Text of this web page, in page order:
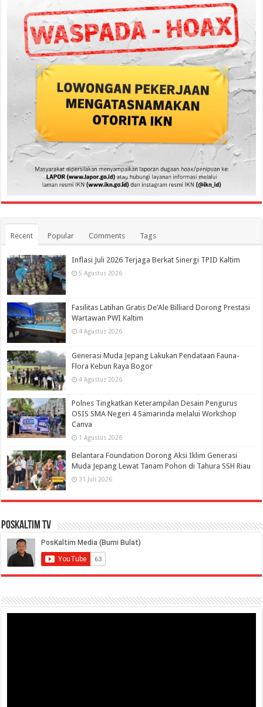
Recent Popular Comments Tags
Inflasi Juli 2026 Terjaga Berkat Sinergi TPID Kaltim
5 Agustus 2026
Fasilitas Latihan Gratis De’Ale Billiard Dorong Prestasi
Wartawan PWI Kaltim
4 Agustus 2026
Generasi Muda Jepang Lakukan Pendataan Fauna-
Flora Kebun Raya Bogor
4 Agustus 2026
Polnes Tingkatkan Keterampilan Desain Pengurus
OSIS SMA Negeri 4 Samarinda melalui Workshop
Canva
1 Agustus 2026
Belantara Foundation Dorong Aksi Iklim Generasi
Muda Jepang Lewat Tanam Pohon di Tahura SSH Riau
31 Juli 2026
PosKaltim TV